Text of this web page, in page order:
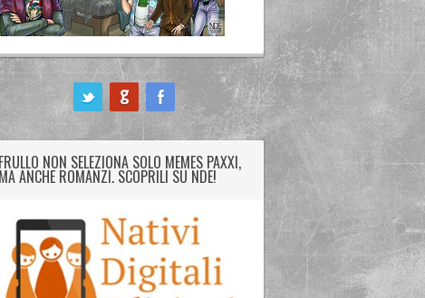
FRULLO NON SELEZIONA SOLO MEMES PAXXI,
MA ANCHE ROMANZI. SCOPRILI SU NDE!